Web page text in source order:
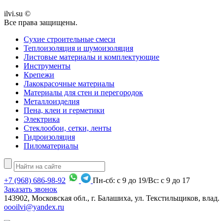
ilvi.su ©
Все права защищены.
Сухие строительные смеси
Теплоизоляция и шумоизоляция
Листовые материалы и комплектующие
Инструменты
Крепежи
Лакокрасочные материалы
Материалы для стен и перегородок
Металлоизделия
Пена, клеи и герметики
Электрика
Стеклообои, сетки, ленты
Гидроизоляция
Пиломатериалы
+7 (968) 686-98-92
Пн-сб: с 9 до 19/Вс: с 9 до 17
Заказать звонок
143902, Московская обл., г. Балашиха, ул. Текстильщиков, влад.
oooilvi@yandex.ru